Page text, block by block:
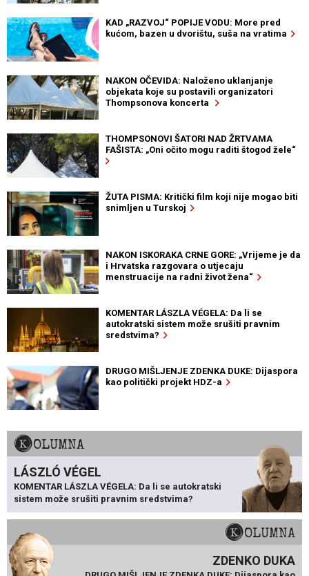
KAD „RAZVOJ“ POPIJE VODU: More pred
kućom, bazen u dvorištu, suša na vratima
NAKON OČEVIDA: Naloženo uklanjanje
objekata koje su postavili organizatori
Thompsonova koncerta
THOMPSONOVI ŠATORI NAD ŽRTVAMA
FAŠISTA: „Oni očito mogu raditi štogod žele“
ŽUTA PISMA: Kritički film koji nije mogao biti
snimljen u Turskoj
NAKON ISKORAKA CRNE GORE: „Vrijeme je da
i Hrvatska razgovara o utjecaju
menstruacije na radni život žena“
KOMENTAR LÁSZLA VÉGELA: Da li se
autokratski sistem može srušiti pravnim
sredstvima?
DRUGO MIŠLJENJE ZDENKA DUKE: Dijaspora
kao politički projekt HDZ-a
KOLUMNA
LÁSZLÓ VÉGEL
KOMENTAR LÁSZLA VÉGELA: Da li se autokratski
sistem može srušiti pravnim sredstvima?
KOLUMNA
ZDENKO DUKA